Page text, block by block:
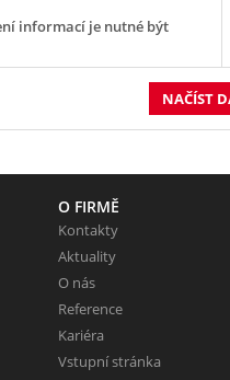
informací je nutné být
NAČÍST
O FIRMĚ
Kontakty
Aktuality
O nás
Reference
Kariéra
Vstupní stránka